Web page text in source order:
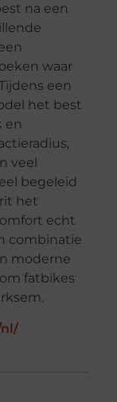
na een
waar
een
het best
en
veel
begeleid
het
echt
combinatie
moderne
fatbikes